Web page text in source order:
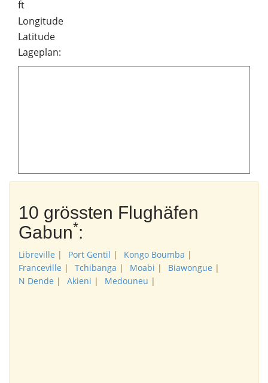
ft
Longitude
Latitude
Lageplan:
10 grössten Flughäfen
Gabun*:
Libreville | Port Gentil | Kongo Boumba |
Franceville | Tchibanga | Moabi | Biawongue |
N Dende | Akieni | Medouneu |